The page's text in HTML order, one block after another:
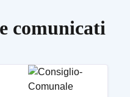
comunicati